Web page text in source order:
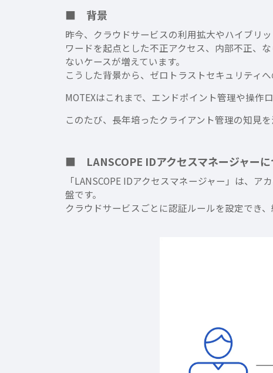
■ 背景
昨今、クラウドサービスの利用拡大やハイブリ
ワードを起点とした不正アクセス、内部不正、
ないケースが増えています。
こうした背景から、ゼロトラストセキュリティ
MOTEXはこれまで、エンドポイント管理や操作
このたび、長年培ったクライアント管理の知見
■ LANSCOPE IDアクセスマネージャーに
「LANSCOPE IDアクセスマネージャー」は、
盤です。
クラウドサービスごとに認証ルールを設定でき